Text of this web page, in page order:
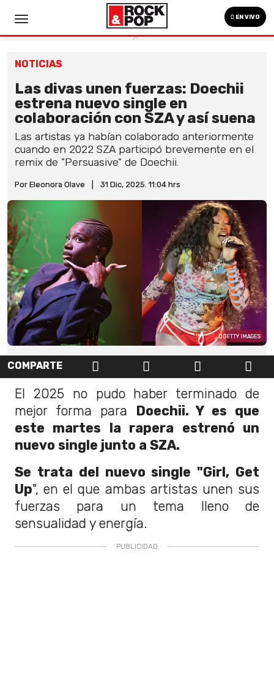
EN VIVO
NOTICIAS
Las divas unen fuerzas: Doechii
estrena nuevo single en
colaboración con SZA y así suena
Las artistas ya habían colaborado anteriormente
cuando en 2022 SZA participó brevemente en el
remix de "Persuasive" de Doechii.
Por Eleonora Olave 31 Dic, 2025. 11:04 hrs
GETTY IMAGES
COMPARTE
El 2025 no pudo haber terminado de
mejor forma para Doechii. Y es que
este martes la rapera estrenó un
nuevo single junto a SZA.
Se trata del nuevo single "Girl, Get
Up", en el que ambas artistas unen sus
fuerzas para un tema lleno de
sensualidad y energía.